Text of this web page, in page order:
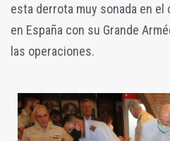
esta derrota muy sonada en
en España con su Grande
las operaciones.